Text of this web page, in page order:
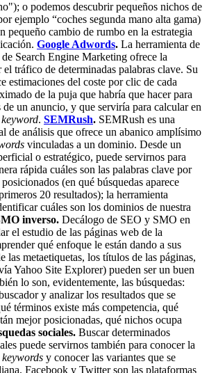
o podemos descubrir pequeños nichos de
ejemplo “coches segunda mano alta gama)
pequeño cambio de rumbo en la estrategia
Google Adwords. La herramienta de
Search Engine Marketing ofrece la
tráfico de determinadas palabras clave. Su
estimaciones del coste por clic de cada
de la puja que habría que hacer para
un anuncio, y que serviría para calcular en
keyword. SEMRush. SEMRush es una
de análisis que ofrece un abanico amplísimo
vinculadas a un dominio. Desde un
o estratégico, puede servirnos para
rápida cuáles son las palabras clave por
(en qué búsquedas aparece
20 resultados); la herramienta
cuáles son los dominios de nuestra
inverso. Decálogo de SEO y SMO en
el estudio de las páginas web de la
qué enfoque le están dando a sus
las metaetiquetas, los títulos de las páginas,
Yahoo Site Explorer) pueden ser un buen
lo son, evidentemente, las búsquedas:
y analizar los resultados que se
términos existe más competencia, qué
mejor posicionadas, qué nichos ocupa
sociales. Buscar determinados
puede servirnos también para conocer la
keywords y conocer las variantes que se
Facebook y Twitter son las plataformas